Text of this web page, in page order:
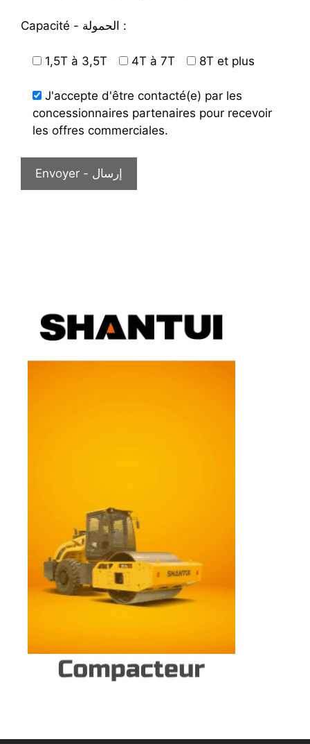
Capacité - الحمولة :
1,5T à 3,5T 4T à 7T 8T et plus
J'accepte d'être contacté(e) par les
concessionnaires partenaires pour recevoir
les offres commerciales.